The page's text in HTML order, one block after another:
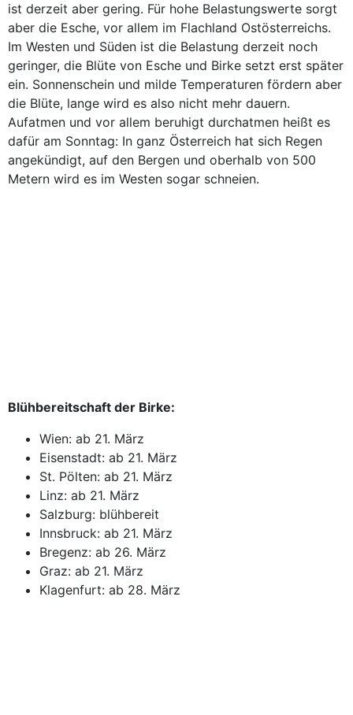
ist derzeit aber gering. Für hohe Belastungswerte sorgt
aber die Esche, vor allem im Flachland Ostösterreichs.
Im Westen und Süden ist die Belastung derzeit noch
geringer, die Blüte von Esche und Birke setzt erst später
ein. Sonnenschein und milde Temperaturen fördern aber
die Blüte, lange wird es also nicht mehr dauern.
Aufatmen und vor allem beruhigt durchatmen heißt es
dafür am Sonntag: In ganz Österreich hat sich Regen
angekündigt, auf den Bergen und oberhalb von 500
Metern wird es im Westen sogar schneien.
Blühbereitschaft der Birke:
Wien: ab 21. März
Eisenstadt: ab 21. März
St. Pölten: ab 21. März
Linz: ab 21. März
Salzburg: blühbereit
Innsbruck: ab 21. März
Bregenz: ab 26. März
Graz: ab 21. März
Klagenfurt: ab 28. März